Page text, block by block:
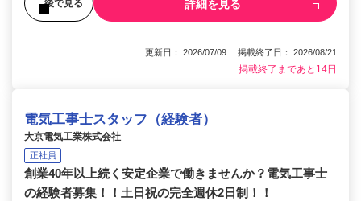
後で見る 詳細を見る
更新日： 2026/07/09 掲載終了日： 2026/08/21
掲載終了まであと14日
電気工事士スタッフ（経験者）
大京電気工業株式会社
正社員
創業40年以上続く安定企業で働きませんか？電気工事士
の経験者募集！！土日祝の完全週休2日制！！